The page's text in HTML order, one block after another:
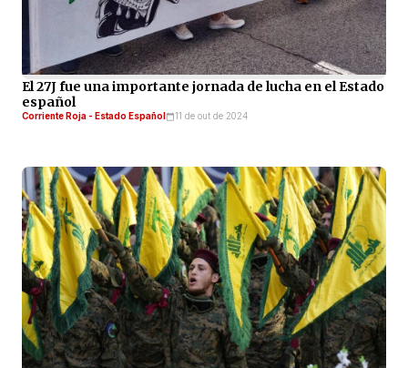
El 27J fue una importante jornada de lucha en el Estado
español
Corriente Roja - Estado Español 11 de out de 2024